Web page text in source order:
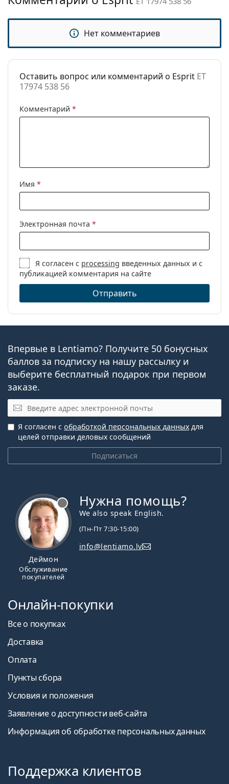
Категория:
Солнцезащитные очки
Бренд:
Esprit
Использование:
Модные
Нет комментариев
Оставить вопрос или комментарий о Esprit ET
17974 538 56
Комментарий *
Имя *
Электронная почта *
Я согласен с processing введенных данных и с
публикацией комментария на сайте
Отправить
Впервые в Lentiamo? Получите 50 бонусных
баллов за подписку на нашу рассылку и
выберите бесплатный подарок при первом
заказе.
Эл. почта
Подписаться
Я согласен с обработкой персональных данных для
целей отправки деловых сообщений
Деймон
Обслуживание
покупателей
Нужна помощь?
We also speak English.
(Пн-Пт 7:30-15:00)
info@lentiamo.lv
Онлайн-покупки
Все о покупках
Доставка
Оплата
Пункты сбора
Условия и положения
Заявление о доступности веб-сайта
Информация об обработке персональных данных
Поддержка клиентов